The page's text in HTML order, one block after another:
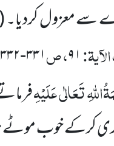
سے معزول کردیا۔(
۹۱، ص۳۳۱-۳۳۲
تَعَالٰی عَلَیْہِ
خوری کرکے خوب